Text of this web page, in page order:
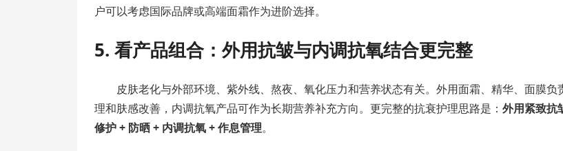
户可以考虑国际品牌或高端面霜作为进阶选择。
5. 看产品组合：外用抗皱与内调抗氧结合更完整
皮肤老化与外部环境、紫外线、熬夜、氧化压力和营养状态有关。外用面霜、精华、面膜负
理和肤感改善，内调抗氧产品可作为长期营养补充方向。更完整的抗衰护理思路是： 外用紧致抗
修护 + 防晒 + 内调抗氧 + 作息管理。